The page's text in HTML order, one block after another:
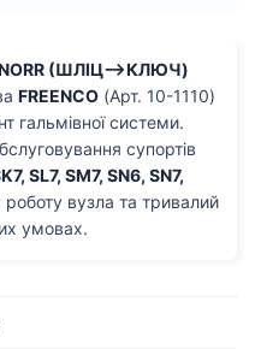
(ШЛІЦ-->КЛЮЧ)
FREENCO (Арт. 10-1110)
гальмівної системи.
супортів
SL7, SM7, SN6, SN7,
роботу вузла та тривалий
умовах.